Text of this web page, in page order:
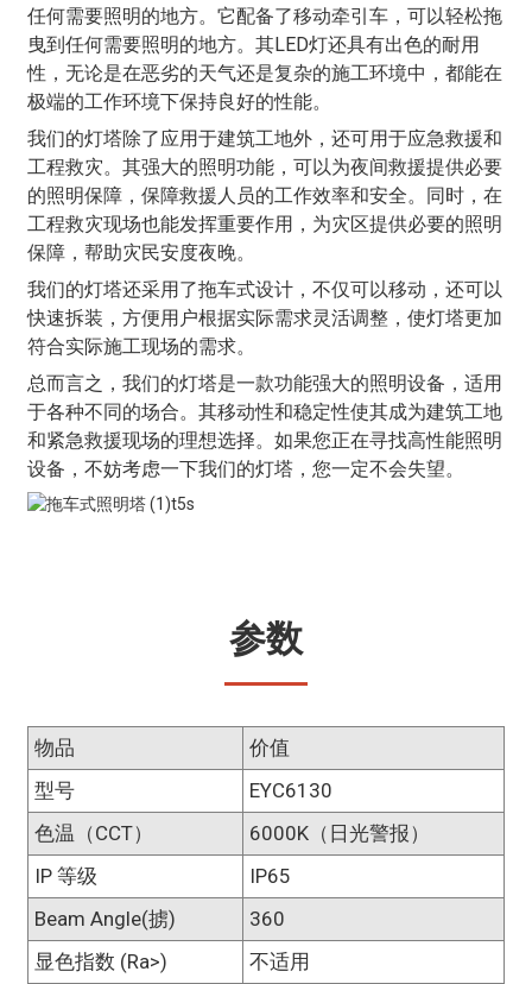
任何需要照明的地方。它配备了移动牵引车，可以轻松拖
曳到任何需要照明的地方。其LED灯还具有出色的耐用
性，无论是在恶劣的天气还是复杂的施工环境中，都能在
极端的工作环境下保持良好的性能。
我们的灯塔除了应用于建筑工地外，还可用于应急救援和
工程救灾。其强大的照明功能，可以为夜间救援提供必要
的照明保障，保障救援人员的工作效率和安全。同时，在
工程救灾现场也能发挥重要作用，为灾区提供必要的照明
保障，帮助灾民安度夜晚。
我们的灯塔还采用了拖车式设计，不仅可以移动，还可以
快速拆装，方便用户根据实际需求灵活调整，使灯塔更加
符合实际施工现场的需求。
总而言之，我们的灯塔是一款功能强大的照明设备，适用
于各种不同的场合。其移动性和稳定性使其成为建筑工地
和紧急救援现场的理想选择。如果您正在寻找高性能照明
设备，不妨考虑一下我们的灯塔，您一定不会失望。
参数
物品
价值
型号
EYC6130
色温（CCT）
6000K（日光警报）
IP 等级
IP65
Beam Angle(掳)
360
显色指数 (Ra>)
不适用